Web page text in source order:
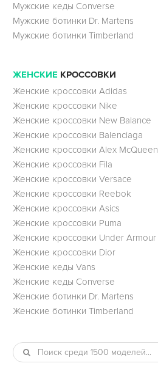
Мужские кеды Converse
Мужские ботинки Dr. Martens
Мужские ботинки Timberland
ЖЕНСКИЕ КРОССОВКИ
Женские кроссовки Adidas
Женские кроссовки Nike
Женские кроссовки New Balance
Женские кроссовки Balenciaga
Женские кроссовки Alex McQueen
Женские кроссовки Fila
Женские кроссовки Versace
Женские кроссовки Reebok
Женские кроссовки Asics
Женские кроссовки Puma
Женские кроссовки Under Armour
Женские кроссовки Dior
Женские кеды Vans
Женские кеды Converse
Женские ботинки Dr. Martens
Женские ботинки Timberland